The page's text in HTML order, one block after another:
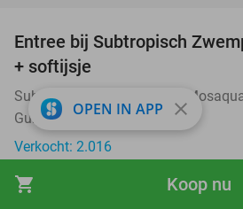
shopping_cart Koop nu
Entree bij Subtropisch
+ softijsje
Subtropisch Zwemparadijs
Gulpen (11 km)
Verkocht: 2.016
OPEN IN APP close